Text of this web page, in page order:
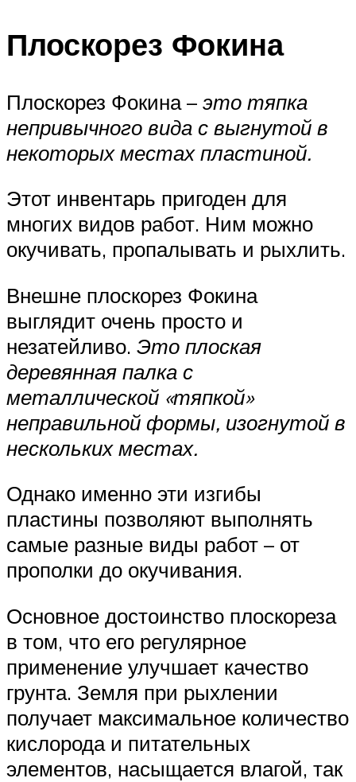
Плоскорез Фокина
Плоскорез Фокина – это тяпка
непривычного вида с выгнутой в
некоторых местах пластиной.
Этот инвентарь пригоден для
многих видов работ. Ним можно
окучивать, пропалывать и рыхлить.
Внешне плоскорез Фокина
выглядит очень просто и
незатейливо. Это плоская
деревянная палка с
металлической «тяпкой»
неправильной формы, изогнутой в
нескольких местах.
Однако именно эти изгибы
пластины позволяют выполнять
самые разные виды работ – от
прополки до окучивания.
Основное достоинство плоскореза
в том, что его регулярное
применение улучшает качество
грунта. Земля при рыхлении
получает максимальное количество
кислорода и питательных
элементов, насыщается влагой, так